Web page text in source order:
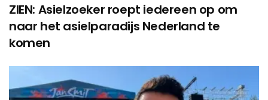
ZIEN: Asielzoeker roept iedereen op om
naar het asielparadijs Nederland te
komen